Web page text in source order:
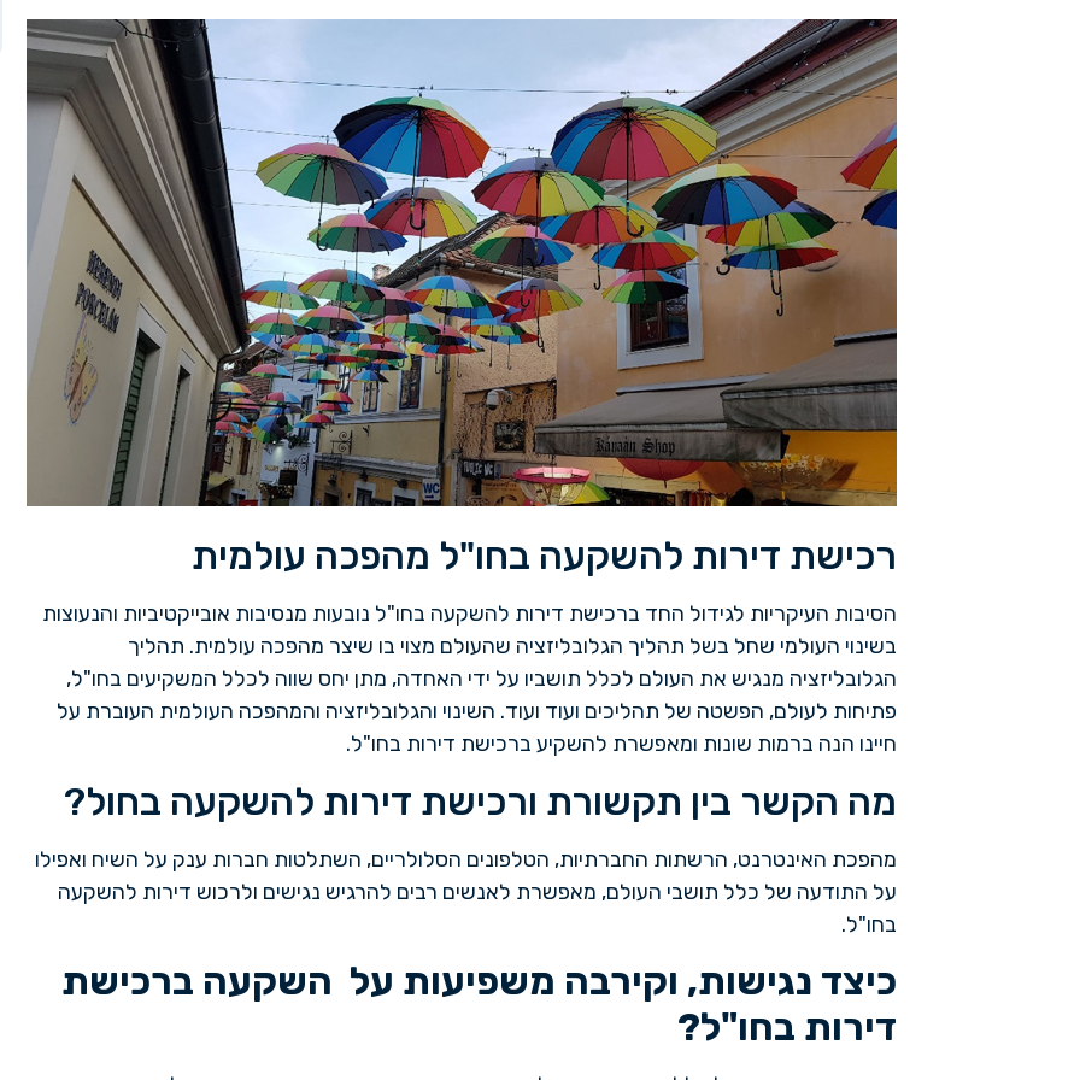
רכישת דירות להשקעה בחו"ל מהפכה עולמית
הסיבות העיקריות לגידול החד ברכישת דירות להשקעה בחו"ל נובעות מנסיבות אובייקטיביות והנעוצות
בשינוי העולמי שחל בשל תהליך הגלובליזציה שהעולם מצוי בו שיצר מהפכה עולמית. תהליך
הגלובליזציה מנגיש את העולם לכלל תושביו על ידי האחדה, מתן יחס שווה לכלל המשקיעים בחו"ל,
פתיחות לעולם, הפשטה של תהליכים ועוד ועוד. השינוי והגלובליזציה והמהפכה העולמית העוברת על
חיינו הנה ברמות שונות ומאפשרת להשקיע ברכישת דירות בחו"ל.
מה הקשר בין תקשורת ורכישת דירות להשקעה בחול?
מהפכת האינטרנט, הרשתות החברתיות, הטלפונים הסלולריים, השתלטות חברות ענק על השיח ואפילו
על התודעה של כלל תושבי העולם, מאפשרת לאנשים רבים להרגיש נגישים ולרכוש דירות להשקעה
בחו"ל.
כיצד נגישות, וקירבה משפיעות על השקעה ברכישת
דירות בחו"ל?